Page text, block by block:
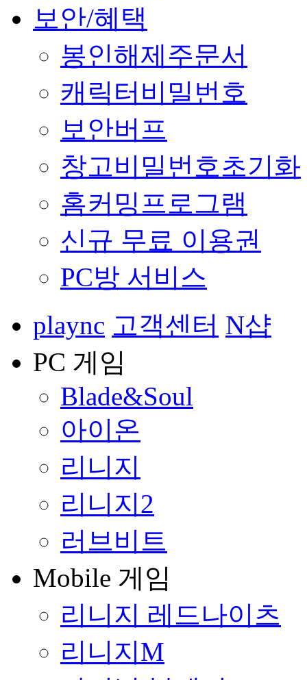
보안/혜택
봉인해제주문서
캐릭터비밀번호
보안버프
창고비밀번호초기화
홈커밍프로그램
신규 무료 이용권
PC방 서비스
plaync 고객센터 N샵
PC 게임
Blade&Soul
아이온
리니지
리니지2
러브비트
Mobile 게임
리니지 레드나이츠
리니지M